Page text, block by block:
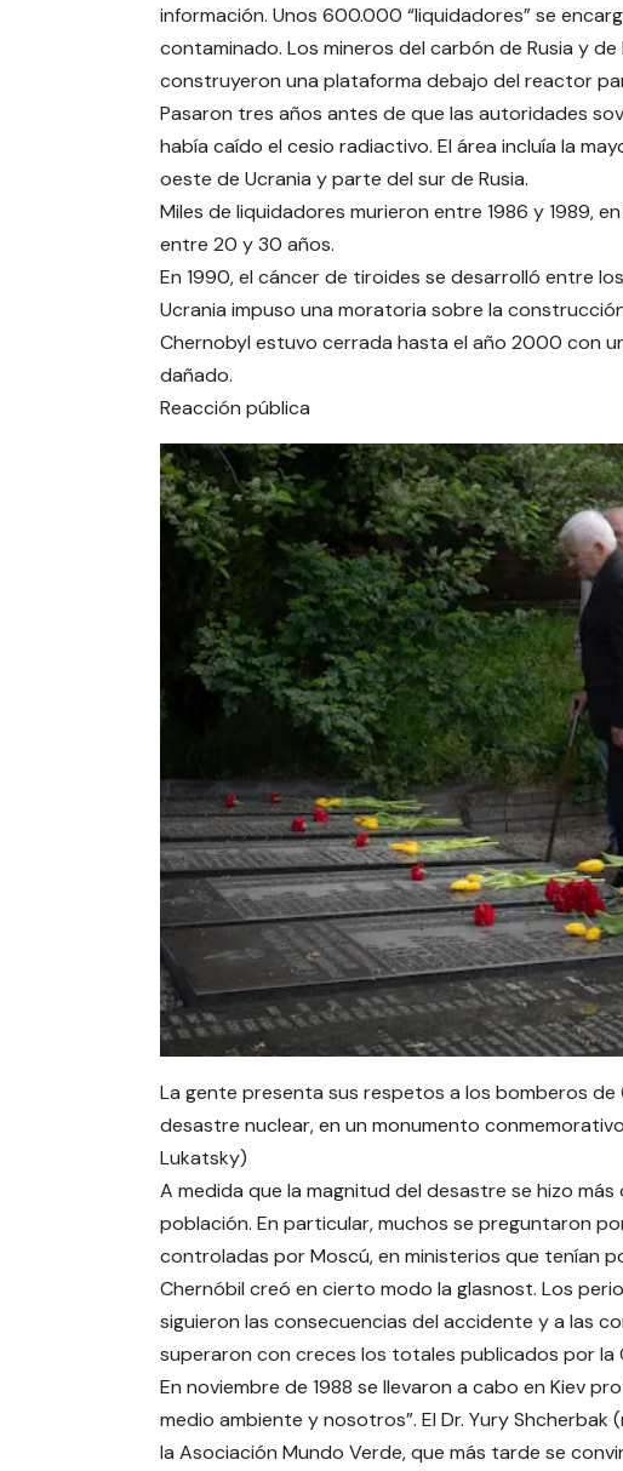
información. Unos 600.000 “liquidadores” se
contaminado. Los mineros del carbón de Rusia y
construyeron una plataforma debajo del reactor
Pasaron tres años antes de que las autoridades
había caído el cesio radiactivo. El área incluía la
oeste de Ucrania y parte del sur de Rusia.
Miles de liquidadores murieron entre 1986 y 1989,
entre 20 y 30 años.
En 1990, el cáncer de tiroides se desarrolló entre
Ucrania impuso una moratoria sobre la
Chernobyl estuvo cerrada hasta el año 2000 con
dañado.
Reacción pública
La gente presenta sus respetos a los bomberos
desastre nuclear, en un monumento
Lukatsky)
A medida que la magnitud del desastre se hizo
población. En particular, muchos se preguntaron
controladas por Moscú, en ministerios que tenían
Chernóbil creó en cierto modo la glasnost. Los
siguieron las consecuencias del accidente y a las
superaron con creces los totales publicados por la
En noviembre de 1988 se llevaron a cabo en Kiev
medio ambiente y nosotros”. El Dr. Yury
la Asociación Mundo Verde, que más tarde se